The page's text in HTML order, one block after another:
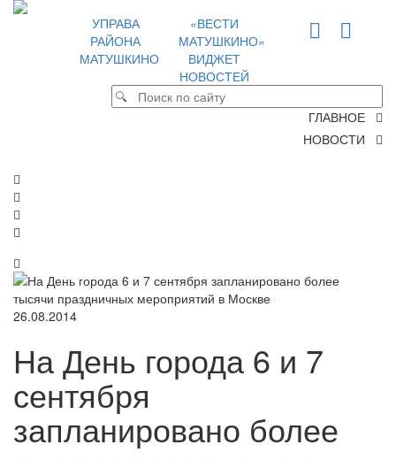
УПРАВА
РАЙОНА
МАТУШКИНО
«ВЕСТИ
МАТУШКИНО»
ВИДЖЕТ
НОВОСТЕЙ
ГЛАВНОЕ
НОВОСТИ
26.08.2014
На День города 6 и 7
сентября
запланировано более